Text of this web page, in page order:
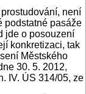
není
podstatné pasáže
jde o posouzení
konkretizaci, tak
Městského
30. 5. 2012,
IV. ÚS 314/05, ze